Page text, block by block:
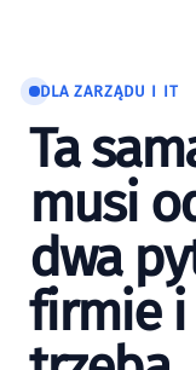
DLA ZARZĄDU I IT
Ta
musi
dwa
firmie i